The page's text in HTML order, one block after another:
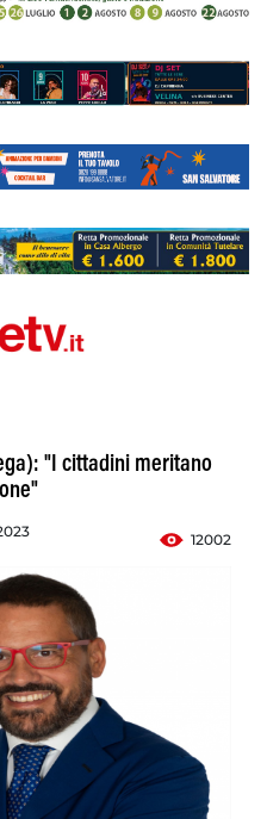
"I cittadini meritano
12002